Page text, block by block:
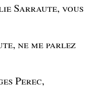
Sarraute, vous
ne me parlez
Perec,